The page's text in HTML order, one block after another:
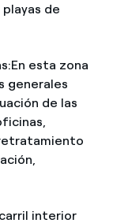
de
En esta zona
generales
de las
interior